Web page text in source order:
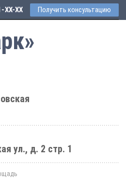
41-76 Получить консультацию
ул., д. 2 стр. 1